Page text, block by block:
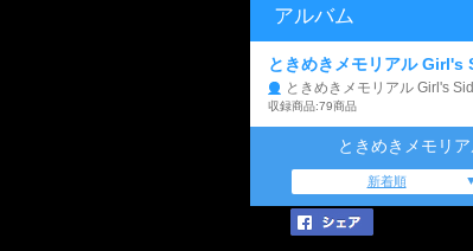
アルバム
ときめきメモリアル
ときめきメモリアル Girl's
収録商品:79商品
ときめきメモリ
新着順